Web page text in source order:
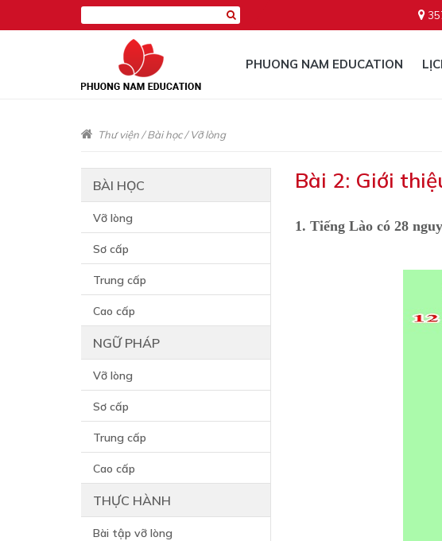
PHUONG NAM EDUCATION
Thư viện/Bài học/Vỡ lòng
BÀI HỌC
Vỡ lòng
Sơ cấp
Trung cấp
Cao cấp
NGỮ PHÁP
Vỡ lòng
Sơ cấp
Trung cấp
Cao cấp
THỰC HÀNH
Bài tập vỡ lòng
Bài 2: Giới
1. Tiếng Lào có 28